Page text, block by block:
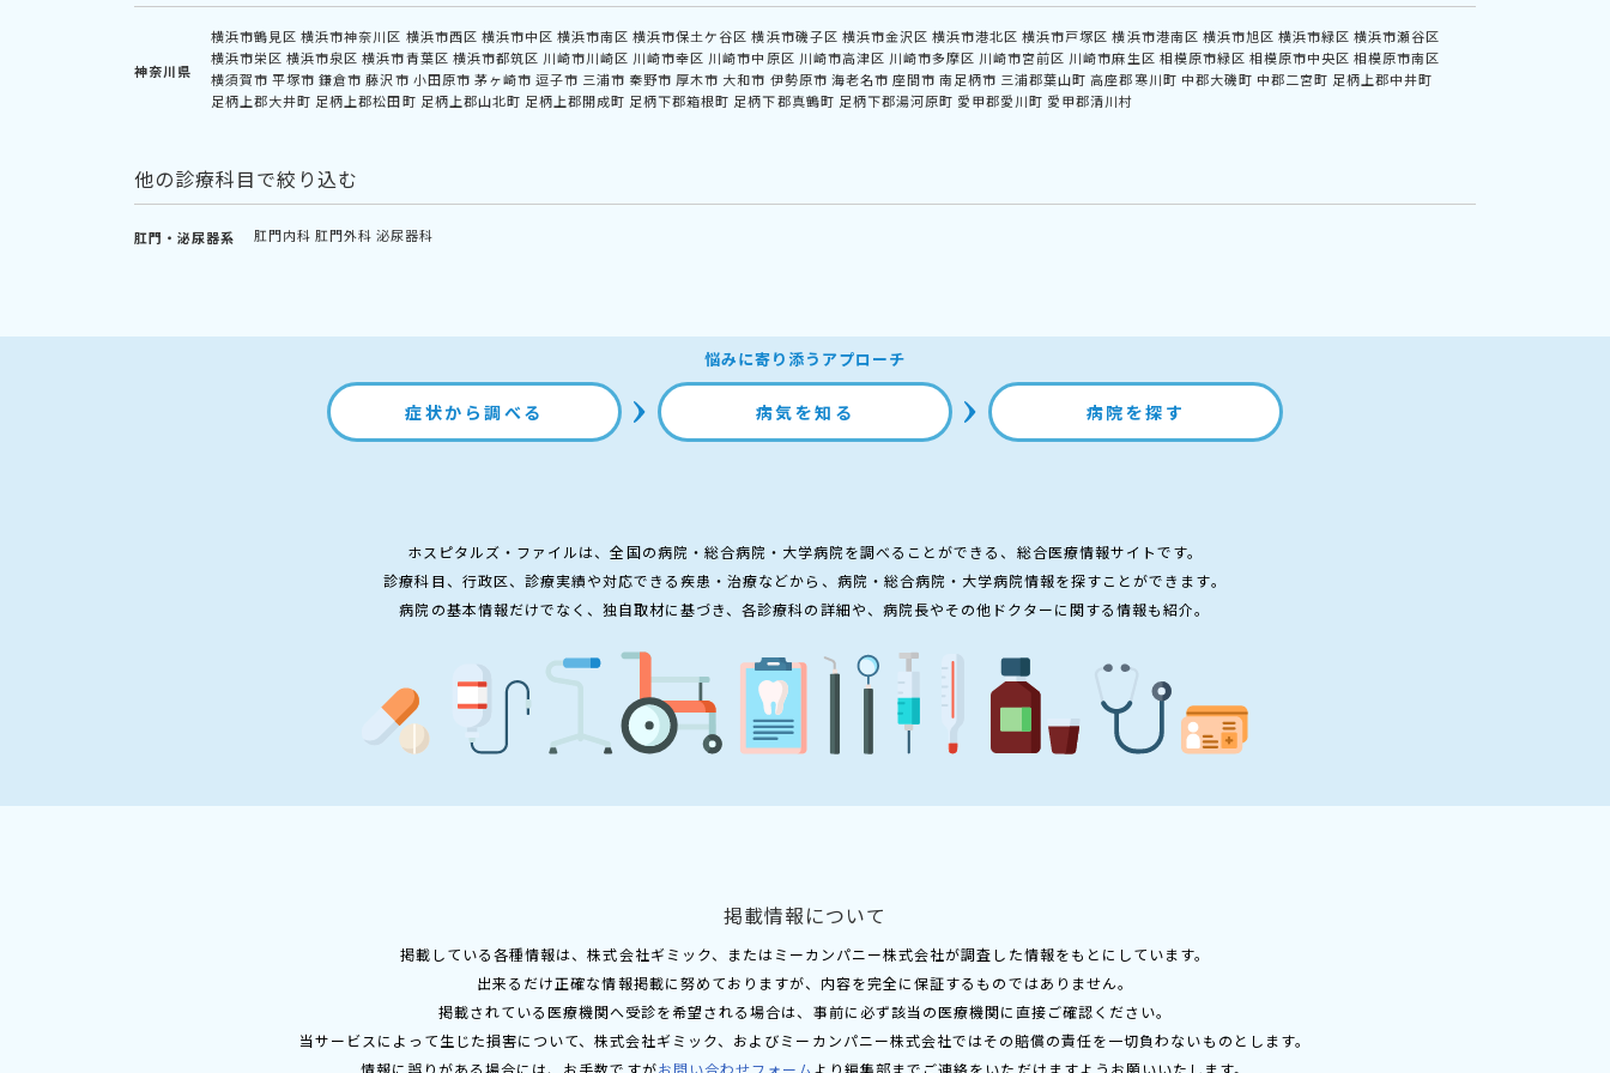
神奈川県
横浜市鶴見区 横浜市神奈川区 横浜市西区 横浜市中区 横浜市南区 横浜市保土ケ谷区 横浜市磯子区 横浜市金沢区 横浜市港北区 横浜市戸塚区 横浜市港南区 横浜市旭区 横浜市緑区 横浜市瀬谷区
横浜市栄区 横浜市泉区 横浜市青葉区 横浜市都筑区 川崎市川崎区 川崎市幸区 川崎市中原区 川崎市高津区 川崎市多摩区 川崎市宮前区 川崎市麻生区 相模原市緑区 相模原市中央区 相模原市南区
横須賀市 平塚市 鎌倉市 藤沢市 小田原市 茅ヶ崎市 逗子市 三浦市 秦野市 厚木市 大和市 伊勢原市 海老名市 座間市 南足柄市 三浦郡葉山町 高座郡寒川町 中郡大磯町 中郡二宮町 足柄上郡中井町
足柄上郡大井町 足柄上郡松田町 足柄上郡山北町 足柄上郡開成町 足柄下郡箱根町 足柄下郡真鶴町 足柄下郡湯河原町 愛甲郡愛川町 愛甲郡清川村
他の診療科目で絞り込む
肛門・泌尿器系 肛門内科 肛門外科 泌尿器科
悩みに寄り添うアプローチ
症状から調べる 病気を知る 病院を探す
ホスピタルズ・ファイルは、全国の病院・総合病院・大学病院を調べることができる、総合医療情報サイトです。
診療科目、行政区、診療実績や対応できる疾患・治療などから、病院・総合病院・大学病院情報を探すことができます。
病院の基本情報だけでなく、独自取材に基づき、各診療科の詳細や、病院長やその他ドクターに関する情報も紹介。
掲載情報について
掲載している各種情報は、株式会社ギミック、またはミーカンパニー株式会社が調査した情報をもとにしています。
出来るだけ正確な情報掲載に努めておりますが、内容を完全に保証するものではありません。
掲載されている医療機関へ受診を希望される場合は、事前に必ず該当の医療機関に直接ご確認ください。
当サービスによって生じた損害について、株式会社ギミック、およびミーカンパニー株式会社ではその賠償の責任を一切負わないものとします。
情報に誤りがある場合には、お手数ですがお問い合わせフォームより編集部までご連絡をいただけますようお願いいたします。